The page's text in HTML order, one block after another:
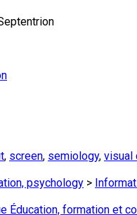
, screen, semiology, visual
psychology >
Éducation, formation et